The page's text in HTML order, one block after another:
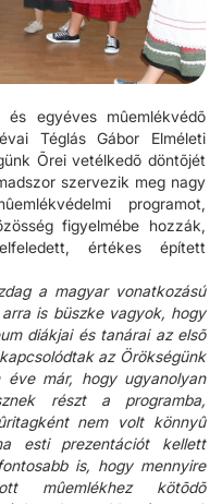
egyéves mûemlékvédõ
Téglás Gábor Elméleti
Õrei vetélkedõ döntõjét
szervezik meg nagy
programot,
figyelmébe hozzák,
értékes épített
a magyar vonatkozású
is büszke vagyok, hogy
diákjai és tanárai az elsõ
az Örökségünk
már, hogy ugyanolyan
részt a programba,
nem volt könnyû
esti prezentációt kellett
is, hogy mennyire
mûemlékhez kötõdõ